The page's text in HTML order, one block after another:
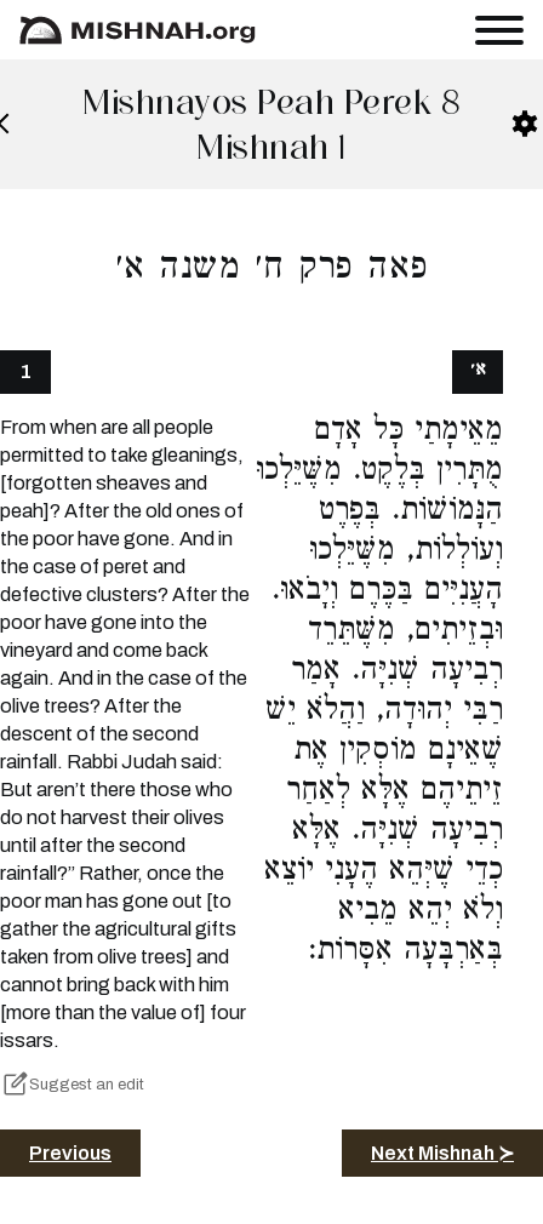
Mishnayos Peah Perek 8
Mishnah 1
פאה פרק ח׳ משנה א׳
1
From when are all people
permitted to take gleanings,
[forgotten sheaves and
peah]? After the old ones of
the poor have gone. And in
the case of peret and
defective clusters? After the
poor have gone into the
vineyard and come back
again. And in the case of the
olive trees? After the
descent of the second
rainfall. Rabbi Judah said:
But aren’t there those who
do not harvest their olives
until after the second
rainfall?” Rather, once the
poor man has gone out [to
gather the agricultural gifts
taken from olive trees] and
cannot bring back with him
[more than the value of] four
issars.
Suggest an edit
מֵאֵימָתַי כָּל אָדָם
מֻתָּרִין בְּלֶקֶט. מִשֶּׁיֵּלְכוּ
הַנָּמוֹשׁוֹת. בְּפֶרֶט
וְעוֹלְלוֹת, מִשֶּׁיֵּלְכוּ
הָעֲנִיִּים בַּכֶּרֶם וְיָבֹאוּ.
וּבְזֵיתִים, מִשֶּׁתֵּרֵד
רְבִיעָה שְׁנִיָּה. אָמַר
רַבִּי יְהוּדָה, וַהֲלֹא יֵשׁ
שֶׁאֵינָם מוֹסְקִין אֶת
זֵיתֵיהֶם אֶלָּא לְאַחַר
רְבִיעָה שְׁנִיָּה. אֶלָּא
כְדֵי שֶׁיְּהֵא הֶעָנִי יוֹצֵא
וְלֹא יְהֵא מֵבִיא
בְּאַרְבָּעָה אִסָּרוֹת:
א׳
Previous Next Mishnah ≻